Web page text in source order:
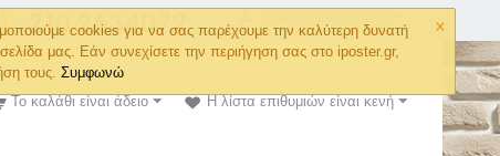
×
cookies για να σας παρέχουμε την καλύτερη δυνατή
μας. Εάν συνεχίσετε την περιήγηση σας στο iposter.gr,
τους.Συμφωνώ
Η λίστα επιθυμιών είναι κενή
Το καλάθι είναι άδειο